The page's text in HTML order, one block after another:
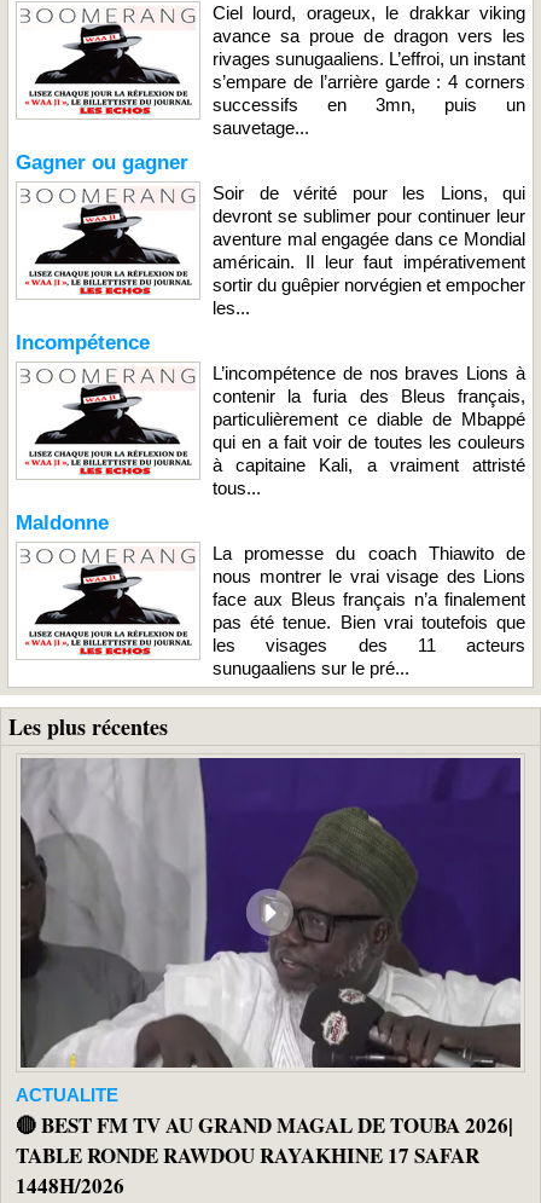
Ciel lourd, orageux, le drakkar viking
avance sa proue de dragon vers les
rivages sunugaaliens. L’effroi, un instant
s’empare de l’arrière garde : 4 corners
successifs en 3mn, puis un
sauvetage...
Gagner ou gagner
Soir de vérité pour les Lions, qui
devront se sublimer pour continuer leur
aventure mal engagée dans ce Mondial
américain. Il leur faut impérativement
sortir du guêpier norvégien et empocher
les...
Incompétence
L’incompétence de nos braves Lions à
contenir la furia des Bleus français,
particulièrement ce diable de Mbappé
qui en a fait voir de toutes les couleurs
à capitaine Kali, a vraiment attristé
tous...
Maldonne
La promesse du coach Thiawito de
nous montrer le vrai visage des Lions
face aux Bleus français n’a finalement
pas été tenue. Bien vrai toutefois que
les visages des 11 acteurs
sunugaaliens sur le pré...
Les plus récentes
ACTUALITE
🔴 BEST FM TV AU GRAND MAGAL DE TOUBA 2026|
TABLE RONDE RAWDOU RAYAKHINE 17 SAFAR
1448H/2026